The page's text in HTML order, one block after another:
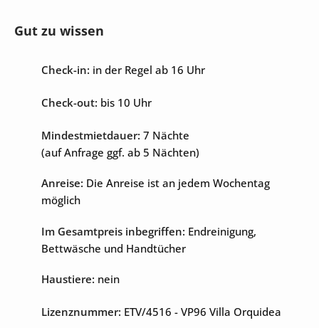
Unterhaltung
Internet
Tischtennisplatte
Gut zu wissen
Check-in: in der Regel ab 16 Uhr
Check-out: bis 10 Uhr
Mindestmietdauer: 7 Nächte
(auf Anfrage ggf. ab 5 Nächten)
Anreise: Die Anreise ist an jedem Wochentag
möglich
Im Gesamtpreis inbegriffen: Endreinigung,
Bettwäsche und Handtücher
Haustiere: nein
Lizenznummer: ETV/4516 - VP96 Villa Orquidea